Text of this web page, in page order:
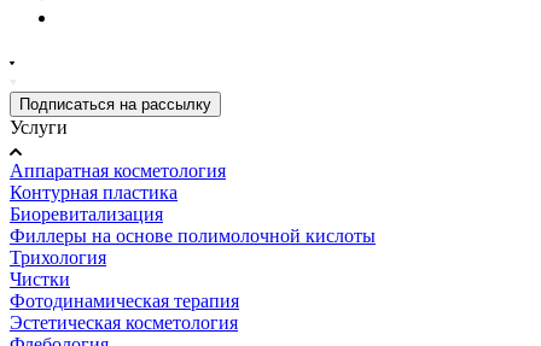
Подписаться на рассылку
Услуги
Аппаратная косметология
Контурная пластика
Биоревитализация
Филлеры на основе полимолочной кислоты
Трихология
Чистки
Фотодинамическая терапия
Эстетическая косметология